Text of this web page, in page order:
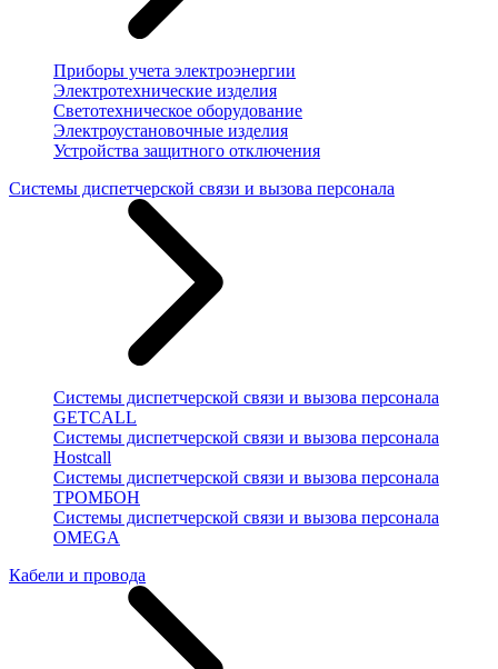
Приборы учета электроэнергии
Электротехнические изделия
Светотехническое оборудование
Электроустановочные изделия
Устройства защитного отключения
Системы диспетчерской связи и вызова персонала
Системы диспетчерской связи и вызова персонала
GETCALL
Системы диспетчерской связи и вызова персонала
Hostcall
Системы диспетчерской связи и вызова персонала
ТРОМБОН
Системы диспетчерской связи и вызова персонала
OMEGA
Кабели и провода